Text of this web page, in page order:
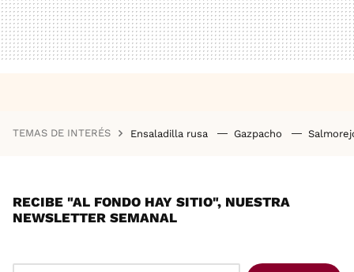
TEMAS DE INTERÉS Ensaladilla rusa Gazpacho
RECIBE "AL FONDO HAY SITIO", NUESTRA
NEWSLETTER SEMANAL